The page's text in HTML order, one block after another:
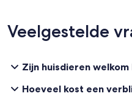
Veelgestelde
Zijn huisdieren welkom
Hoeveel kost een